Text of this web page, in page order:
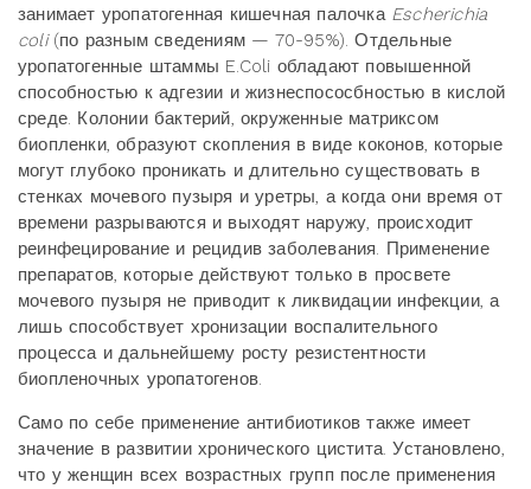
занимает уропатогенная кишечная палочка Escherichia
coli(по разным сведениям — 70-95%). Отдельные
уропатогенные штаммы E.Coli обладают повышенной
способностью к адгезии и жизнеспососбностью в кислой
среде. Колонии бактерий, окруженные матриксом
биопленки, образуют скопления в виде коконов, которые
могут глубоко проникать и длительно существовать в
стенках мочевого пузыря и уретры, а когда они время от
времени разрываются и выходят наружу, происходит
реинфецирование и рецидив заболевания. Применение
препаратов, которые действуют только в просвете
мочевого пузыря не приводит к ликвидации инфекции, а
лишь способствует хронизации воспалительного
процесса и дальнейшему росту резистентности
биопленочных уропатогенов.
Само по себе применение антибиотиков также имеет
значение в развитии хронического цистита. Установлено,
что у женщин всех возрастных групп после применения